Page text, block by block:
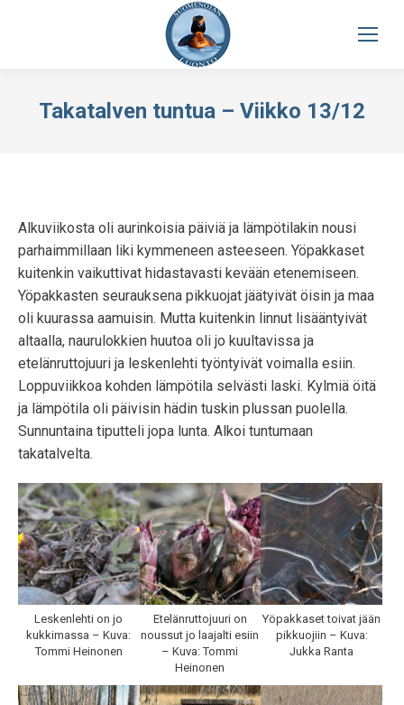
Takatalven tuntua – Viikko 13/12
Alkuviikosta oli aurinkoisia päiviä ja lämpötilakin nousi
parhaimmillaan liki kymmeneen asteeseen. Yöpakkaset
kuitenkin vaikuttivat hidastavasti kevään etenemiseen.
Yöpakkasten seurauksena pikkuojat jäätyivät öisin ja maa
oli kuurassa aamuisin. Mutta kuitenkin linnut lisääntyivät
altaalla, naurulokkien huutoa oli jo kuultavissa ja
etelänruttojuuri ja leskenlehti työntyivät voimalla esiin.
Loppuviikkoa kohden lämpötila selvästi laski. Kylmiä öitä
ja lämpötila oli päivisin hädin tuskin plussan puolella.
Sunnuntaina tiputteli jopa lunta. Alkoi tuntumaan
takatalvelta.
Leskenlehti on jo
kukkimassa – Kuva:
Tommi Heinonen
Etelänruttojuuri on
noussut jo laajalti esiin
– Kuva: Tommi
Heinonen
Yöpakkaset toivat jään
pikkuojiin – Kuva:
Jukka Ranta